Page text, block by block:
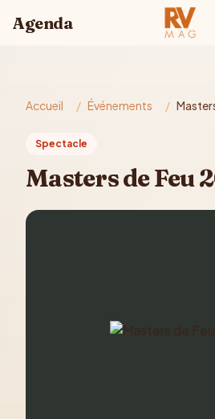
Agenda
Accueil / Événements /
Spectacle
Masters de Feu